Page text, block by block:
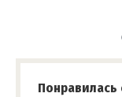
Понравилась